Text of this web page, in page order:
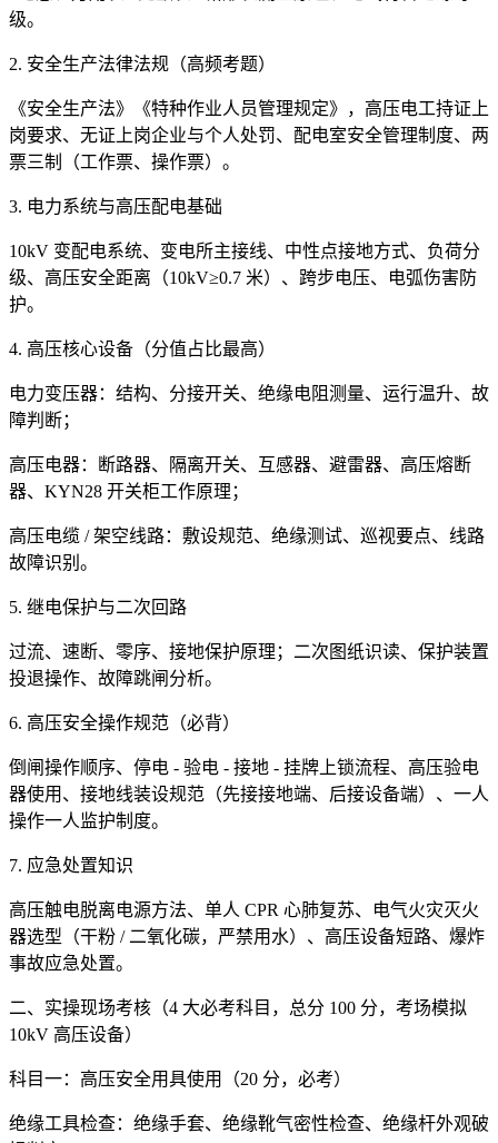
级。
2. 安全生产法律法规（高频考题）
《安全生产法》《特种作业人员管理规定》，高压电工持证上
岗要求、无证上岗企业与个人处罚、配电室安全管理制度、两
票三制（工作票、操作票）。
3. 电力系统与高压配电基础
10kV 变配电系统、变电所主接线、中性点接地方式、负荷分
级、高压安全距离（10kV≥0.7 米）、跨步电压、电弧伤害防
护。
4. 高压核心设备（分值占比最高）
电力变压器：结构、分接开关、绝缘电阻测量、运行温升、故
障判断；
高压电器：断路器、隔离开关、互感器、避雷器、高压熔断
器、KYN28 开关柜工作原理；
高压电缆 / 架空线路：敷设规范、绝缘测试、巡视要点、线路
故障识别。
5. 继电保护与二次回路
过流、速断、零序、接地保护原理；二次图纸识读、保护装置
投退操作、故障跳闸分析。
6. 高压安全操作规范（必背）
倒闸操作顺序、停电 - 验电 - 接地 - 挂牌上锁流程、高压验电
器使用、接地线装设规范（先接接地端、后接设备端）、一人
操作一人监护制度。
7. 应急处置知识
高压触电脱离电源方法、单人 CPR 心肺复苏、电气火灾灭火
器选型（干粉 / 二氧化碳，严禁用水）、高压设备短路、爆炸
事故应急处置。
二、实操现场考核（4 大必考科目，总分 100 分，考场模拟
10kV 高压设备）
科目一：高压安全用具使用（20 分，必考）
绝缘工具检查：绝缘手套、绝缘靴气密性检查、绝缘杆外观破